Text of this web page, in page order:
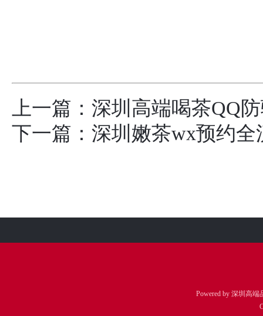
上一篇： 深圳高端喝茶QQ
下一篇： 深圳嫩茶wx预约
Powered by 深圳高端